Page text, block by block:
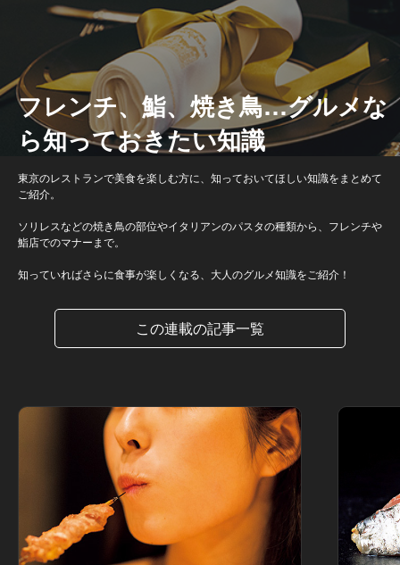
フレンチ、鮨、焼き鳥…グルメな
ら知っておきたい知識
東京のレストランで美食を楽しむ方に、知っておいてほしい知識をまとめて
ご紹介。
ソリレスなどの焼き鳥の部位やイタリアンのパスタの種類から、フレンチや
鮨店でのマナーまで。
知っていればさらに食事が楽しくなる、大人のグルメ知識をご紹介！
この連載の記事一覧